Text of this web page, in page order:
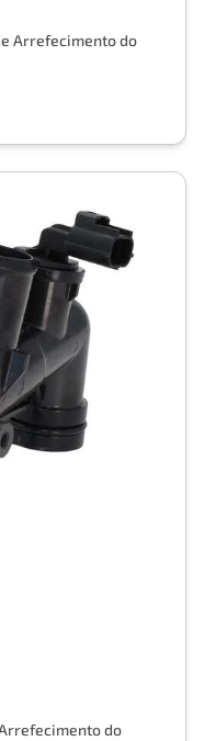
Arrefecimento do
do